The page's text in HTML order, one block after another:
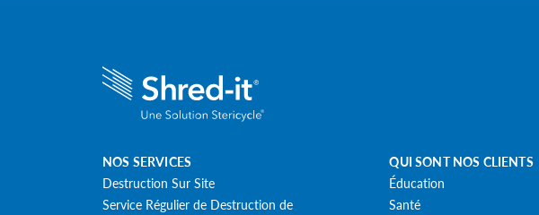
NOS SERVICES
Destruction Sur Site
Service Régulier de Destruction de
QUI SONT NOS CLIENTS
Éducation
Santé